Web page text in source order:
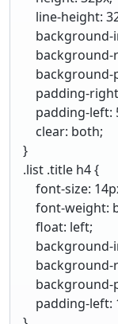
line-height:
background-
background-
background-
padding-
padding-left:
clear: both;
}
.list .title h4 {
font-size:
font-weight:
float: left;
background-
background-
background-
padding-left: